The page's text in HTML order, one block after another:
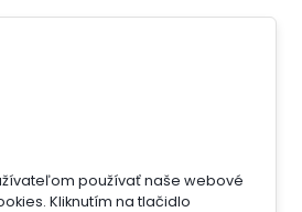
používať naše webové
Kliknutím na tlačidlo